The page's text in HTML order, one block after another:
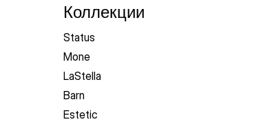
Коллекции
Status
Mone
LaStella
Barn
Estetic